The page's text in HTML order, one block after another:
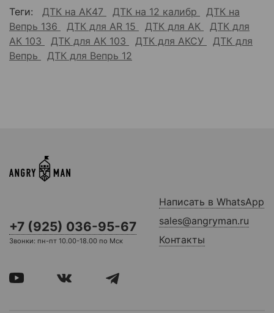
Теги: ДТК на АК47 ДТК на 12 калибр
ДТК на
Вепрь 136
ДТК для AR 15 ДТК для АК
ДТК для
АК 103
ДТК для АК 103 ДТК для АКСУ
ДТК для
Вепрь
ДТК для Вепрь 12
+7 (925) 036-95-67
Звонки: пн-пт 10.00-18.00 по Мск
Написать в WhatsApp
sales@angryman.ru
Контакты